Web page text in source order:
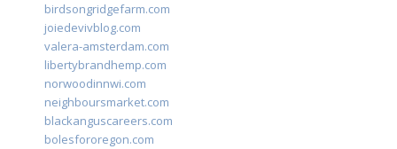
birdsongridgefarm.com
joiedevivblog.com
valera-amsterdam.com
libertybrandhemp.com
norwoodinnwi.com
neighboursmarket.com
blackanguscareers.com
bolesfororegon.com